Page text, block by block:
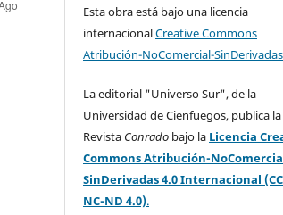
Esta obra está bajo una licencia
internacionalCreative Commons
Atribución-NoComercial-
La editorial "Universo Sur", de la
Universidad de Cienfuegos, publica la
Revista Conrado bajo la Licencia
Commons Atribución-
SinDerivadas 4.0 Internacional (CC
NC-ND 4.0).